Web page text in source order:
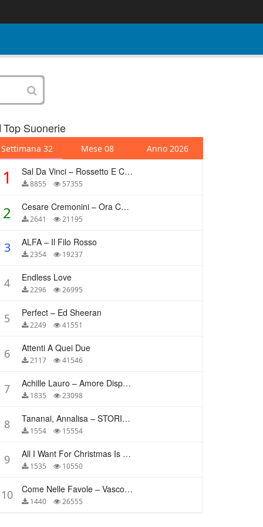
Top Suonerie
Settimana 32 Mese 08 Anno 2026
1 Sal Da Vinci – Rossetto E Caffè
8855 57355
2 Cesare Cremonini – Ora Che Non Ho Più Te
2641 21195
3 ALFA – Il Filo Rosso
2354 19237
4 Endless Love
2296 26995
5 Perfect – Ed Sheeran
2249 41551
6 Attenti A Quei Due
2117 41546
7 Achille Lauro – Amore Disperato
1835 23098
8 Tananai, Annalisa – STORIE BREVI
1554 15554
9 All I Want For Christmas Is You – Mariah Carey
1535 10550
10 Come Nelle Favole – Vasco Rossi
1440 26555